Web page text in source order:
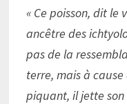
« Ce poisson, dit le
ancêtre des
pas de la
terre, mais à
piquant, il jette son